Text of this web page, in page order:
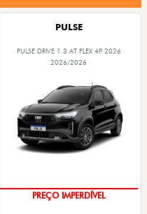
PULSE
PULSE DRIVE 1.3 AT FLEX 4P 2026
2026/2026
BARATO DO BRASIL